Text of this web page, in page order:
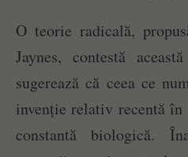
O teorie radicală,
Jaynes, contestă
sugerează că ceea ce
invenție relativ recentă
constantă biologică.